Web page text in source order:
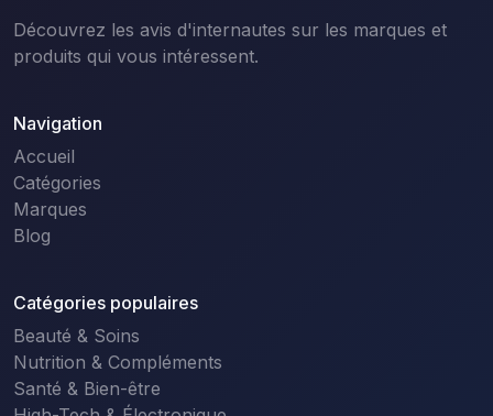
Découvrez les avis d'internautes sur les marques et
produits qui vous intéressent.
Navigation
Accueil
Catégories
Marques
Blog
Catégories populaires
Beauté & Soins
Nutrition & Compléments
Santé & Bien-être